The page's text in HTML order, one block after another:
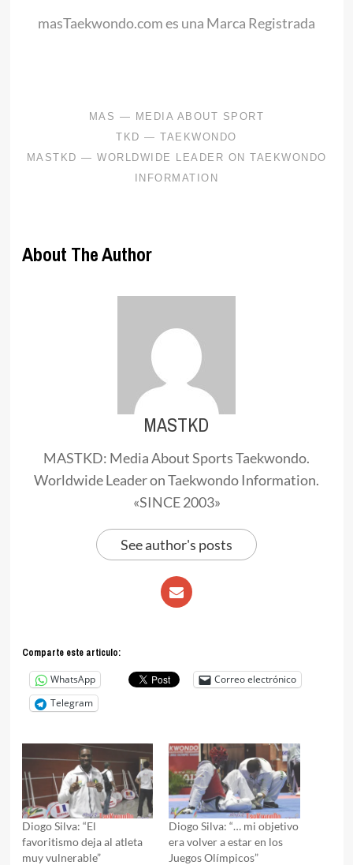
masTaekwondo.com es una Marca Registrada
About The Author
MASTKD
MASTKD: Media About Sports Taekwondo.
Worldwide Leader on Taekwondo Information.
«SINCE 2003»
See author's posts
Comparte este articulo:
WhatsApp
Correo electrónico
Telegram
Diogo Silva: “El
favoritismo deja al atleta
muy vulnerable”
Diogo Silva: “… mi objetivo
era volver a estar en los
Juegos Olímpicos”